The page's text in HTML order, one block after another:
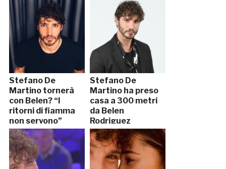
Stefano De
Martino tornerà
con Belen? “I
ritorni di fiamma
non servono”
Stefano De
Martino ha preso
casa a 300 metri
da Belen
Rodriguez